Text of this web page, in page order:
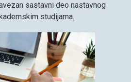
sastavni deo nastavnog
studijama.